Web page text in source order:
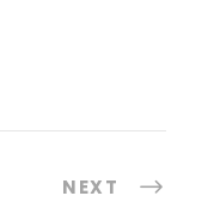
NEXT